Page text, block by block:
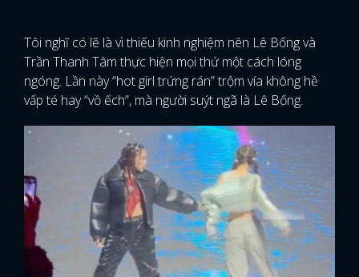
Tôi nghĩ có lẽ là vì thiếu kinh nghiệm nên Lê Bống và
Trần Thanh Tâm thực hiện mọi thứ một cách lóng
ngóng. Lần này “hot girl trứng rán” trộm vía không hề
vấp té hay “vồ ếch”, mà người suýt ngã là Lê Bống.